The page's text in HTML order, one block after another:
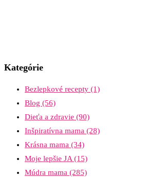
Kategórie
Bezlepkové recepty (1)
Blog (56)
Dieťa a zdravie (90)
Inšpiratívna mama (28)
Krásna mama (34)
Moje lepšie JA (15)
Múdra mama (285)